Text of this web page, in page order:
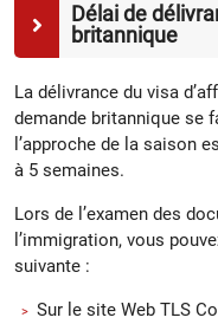
Délai de
britannique
La délivrance du visa
demande britannique se
l’approche de la saison
à 5 semaines.
Lors de l’examen des
l’immigration, vous
suivante :
Sur le site Web TLS